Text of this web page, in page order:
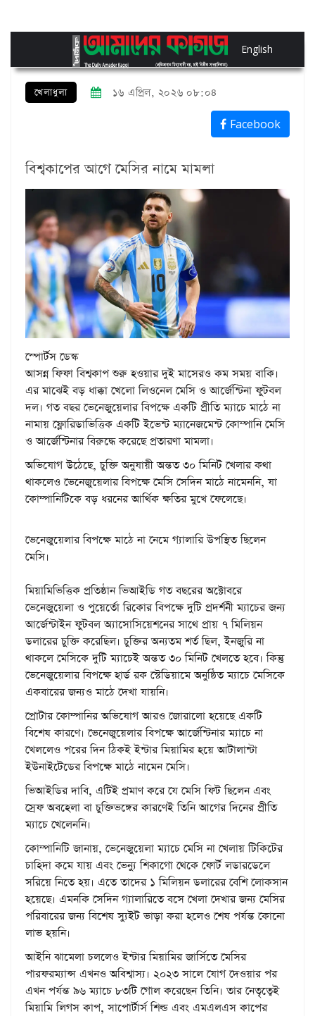
English
খেলাধুলা ১৬ এপ্রিল, ২০২৬ ০৮:০৪
Facebook
বিশ্বকাপের আগে মেসির নামে মামলা
স্পোর্টস ডেস্ক
আসন্ন ফিফা বিশ্বকাপ শুরু হওয়ার দুই মাসেরও কম সময় বাকি।
এর মাঝেই বড় ধাক্কা খেলো লিওনেল মেসি ও আর্জেন্টিনা ফুটবল
দল। গত বছর ভেনেজুয়েলার বিপক্ষে একটি প্রীতি ম্যাচে মাঠে না
নামায় ফ্লোরিডাভিত্তিক একটি ইভেন্ট ম্যানেজমেন্ট কোম্পানি মেসি
ও আর্জেন্টিনার বিরুদ্ধে করেছে প্রতারণা মামলা।
অভিযোগ উঠেছে, চুক্তি অনুযায়ী অন্তত ৩০ মিনিট খেলার কথা
থাকলেও ভেনেজুয়েলার বিপক্ষে মেসি সেদিন মাঠে নামেননি, যা
কোম্পানিটিকে বড় ধরনের আর্থিক ক্ষতির মুখে ফেলেছে।
ভেনেজুয়েলার বিপক্ষে মাঠে না নেমে গ্যালারি উপস্থিত ছিলেন
মেসি।
মিয়ামিভিত্তিক প্রতিষ্ঠান ভিআইডি গত বছরের অক্টোবরে
ভেনেজুয়েলা ও পুয়ের্তো রিকোর বিপক্ষে দুটি প্রদর্শনী ম্যাচের জন্য
আর্জেন্টাইন ফুটবল অ্যাসোসিয়েশনের সাথে প্রায় ৭ মিলিয়ন
ডলারের চুক্তি করেছিল। চুক্তির অন্যতম শর্ত ছিল, ইনজুরি না
থাকলে মেসিকে দুটি ম্যাচেই অন্তত ৩০ মিনিট খেলতে হবে। কিন্তু
ভেনেজুয়েলার বিপক্ষে হার্ড রক স্টেডিয়ামে অনুষ্ঠিত ম্যাচে মেসিকে
একবারের জন্যও মাঠে দেখা যায়নি।
প্রোটার কোম্পানির অভিযোগ আরও জোরালো হয়েছে একটি
বিশেষ কারণে। ভেনেজুয়েলার বিপক্ষে আর্জেন্টিনার ম্যাচে না
খেললেও পরের দিন ঠিকই ইন্টার মিয়ামির হয়ে আটালান্টা
ইউনাইটেডের বিপক্ষে মাঠে নামেন মেসি।
ভিআইডির দাবি, এটিই প্রমাণ করে যে মেসি ফিট ছিলেন এবং
স্রেফ অবহেলা বা চুক্তিভঙ্গের কারণেই তিনি আগের দিনের প্রীতি
ম্যাচে খেলেননি।
কোম্পানিটি জানায়, ভেনেজুয়েলা ম্যাচে মেসি না খেলায় টিকিটের
চাহিদা কমে যায় এবং ভেন্যু শিকাগো থেকে ফোর্ট লডারডেলে
সরিয়ে নিতে হয়। এতে তাদের ১ মিলিয়ন ডলারের বেশি লোকসান
হয়েছে। এমনকি সেদিন গ্যালারিতে বসে খেলা দেখার জন্য মেসির
পরিবারের জন্য বিশেষ স্যুইট ভাড়া করা হলেও শেষ পর্যন্ত কোনো
লাভ হয়নি।
আইনি ঝামেলা চললেও ইন্টার মিয়ামির জার্সিতে মেসির
পারফরম্যান্স এখনও অবিশ্বাস্য। ২০২৩ সালে যোগ দেওয়ার পর
এখন পর্যন্ত ৯৬ ম্যাচে ৮৩টি গোল করেছেন তিনি। তার নেতৃত্বেই
মিয়ামি লিগস কাপ, সাপোর্টার্স শিল্ড এবং এমএলএস কাপের